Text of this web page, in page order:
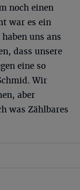
noch einen
war es ein
uns ans
dass unsere
eine so
Wir
aber
was Zählbares